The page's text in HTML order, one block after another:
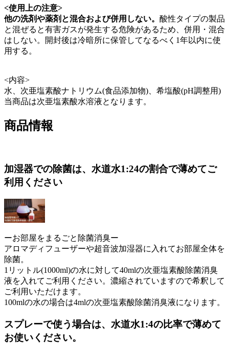
<使用上の注意>
他の洗剤や薬剤と混合および併用しない。 酸性タイプの製品
と混ぜると有害ガスが発生する危険があるため、併用・混合
はしない。開封後は冷暗所に保管してなるべく1年以内に使
用する。
<内容>
水、次亜塩素酸ナトリウム(食品添加物)、希塩酸(pH調整用)
当商品は次亜塩素酸水溶液となります。
商品情報
加湿器での除菌は、水道水1:24の割合で薄めてご
利用ください
ーお部屋をまるごと除菌消臭ー
アロマディフューザーや超音波加湿器に入れてお部屋全体を
除菌。
1リットル(1000ml)の水に対して40mlの次亜塩素酸除菌消臭
液を入れてご利用ください。濃縮されていますので希釈して
ご利用いただけます。
100mlの水の場合は4mlの次亜塩素酸除菌消臭液になります。
スプレーで使う場合は、水道水1:4の比率で薄めて
お使いください。